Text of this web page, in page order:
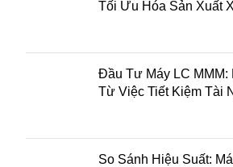
Tối Ưu Hóa Sản Xuất
Đầu Tư Máy LC MMM:
Từ Việc Tiết Kiệm Tài
So Sánh Hiệu Suất: